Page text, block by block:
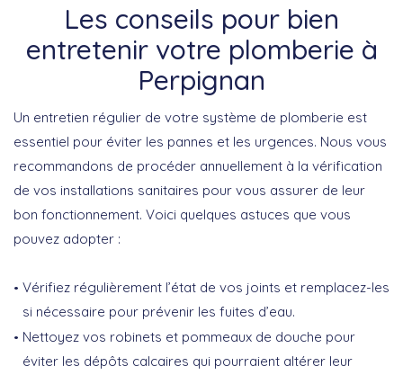
Les conseils pour bien
entretenir votre plomberie à
Perpignan
Un entretien régulier de votre système de plomberie est
essentiel pour éviter les pannes et les urgences. Nous vous
recommandons de procéder annuellement à la vérification
de vos installations sanitaires pour vous assurer de leur
bon fonctionnement. Voici quelques astuces que vous
pouvez adopter :
Vérifiez régulièrement l’état de vos joints et remplacez-les
si nécessaire pour prévenir les fuites d’eau.
Nettoyez vos robinets et pommeaux de douche pour
éviter les dépôts calcaires qui pourraient altérer leur